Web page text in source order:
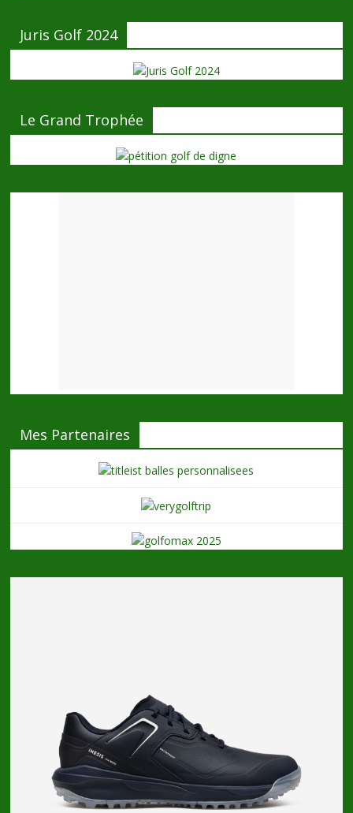
Juris Golf 2024
Le Grand Trophée
Mes Partenaires